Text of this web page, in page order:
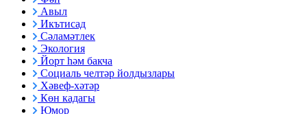
Авыл
Икътисад
Сәламәтлек
Экология
Йорт һәм бакча
Социаль челтәр йолдызлары
Хәвеф-хәтәр
Көн кадагы
Юмор